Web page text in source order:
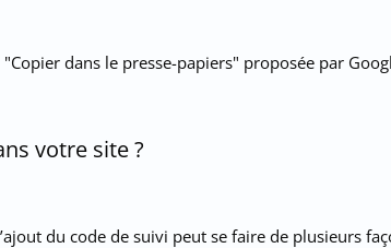
dans le presse-papiers" proposée par
votre site ?
du code de suivi peut se faire de plusieurs